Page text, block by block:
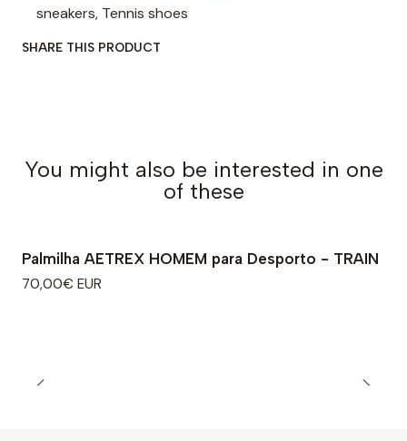
sneakers, Tennis shoes
SHARE THIS PRODUCT
You might also be interested in one
of these
Palmilha AETREX HOMEM para Desporto - TRAIN
70,00€ EUR